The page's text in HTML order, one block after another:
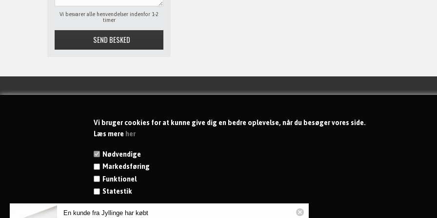
Vi bruger cookies for at kunne give dig en bedre oplevelse, når du besøger vores side.
Læs mere her
Nødvendige
Markedsføring
Funktionel
Statestik
Vi besvarer alle henvendelser indenfor 1-2
timer
dgs-shoppen ApS
DK-2765 Smørum
CVR 41846798
+45 23 96 86 29
E-mail:info@dgs-shoppen.dk
En kunde fra Jyllinge har købt